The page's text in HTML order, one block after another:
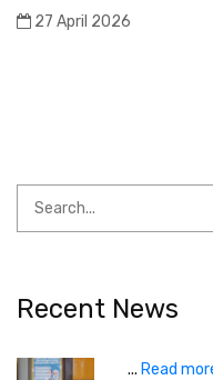
27 April 2026
Recent News
... Read